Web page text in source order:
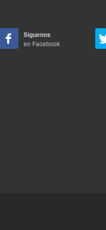
Síguenos
en Facebook